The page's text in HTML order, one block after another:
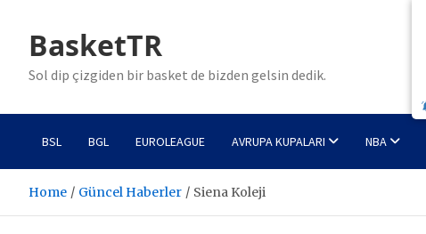
contentBasketTR
Sol dip çizgiden bir basket de bizden gelsin dedik.
BSL BGL EUROLEAGUE AVRUPA KUPALARI NBA
Home Güncel Haberler Siena Koleji